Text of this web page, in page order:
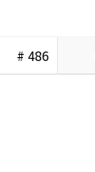
# 486